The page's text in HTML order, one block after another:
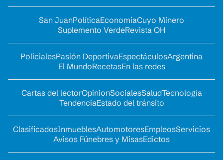
San JuanPolíticaEconomíaCuyo Minero
Suplemento VerdeRevista OH
PolicialesPasión DeportivaEspectáculosArgentina
El MundoRecetasEn las redes
Cartas del lectorOpinionSocialesSaludTecnología
TendenciaEstado del tránsito
ClasificadosInmueblesAutomotoresEmpleosServicios
Avisos Fúnebres y MisasEdictos